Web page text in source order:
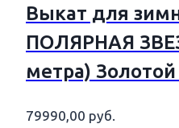
Выкат для
ПОЛЯРНАЯ
метра)
79990,00 руб.